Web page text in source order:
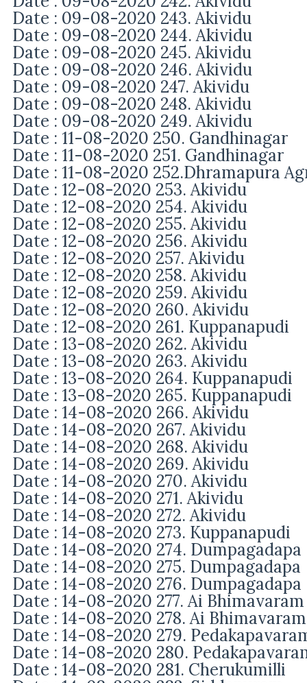
Date : 09-08-2020 243. Akividu
Date : 09-08-2020 244. Akividu
Date : 09-08-2020 245. Akividu
Date : 09-08-2020 246. Akividu
Date : 09-08-2020 247. Akividu
Date : 09-08-2020 248. Akividu
Date : 09-08-2020 249. Akividu
Date : 11-08-2020 250. Gandhinagar
Date : 11-08-2020 251. Gandhinagar
Date : 11-08-2020 252.Dhramapura
Date : 12-08-2020 253. Akividu
Date : 12-08-2020 254. Akividu
Date : 12-08-2020 255. Akividu
Date : 12-08-2020 256. Akividu
Date : 12-08-2020 257. Akividu
Date : 12-08-2020 258. Akividu
Date : 12-08-2020 259. Akividu
Date : 12-08-2020 260. Akividu
Date : 12-08-2020 261. Kuppanapudi
Date : 13-08-2020 262. Akividu
Date : 13-08-2020 263. Akividu
Date : 13-08-2020 264. Kuppanapudi
Date : 13-08-2020 265. Kuppanapudi
Date : 14-08-2020 266. Akividu
Date : 14-08-2020 267. Akividu
Date : 14-08-2020 268. Akividu
Date : 14-08-2020 269. Akividu
Date : 14-08-2020 270. Akividu
Date : 14-08-2020 271. Akividu
Date : 14-08-2020 272. Akividu
Date : 14-08-2020 273. Kuppanapudi
Date : 14-08-2020 274. Dumpagadapa
Date : 14-08-2020 275. Dumpagadapa
Date : 14-08-2020 276. Dumpagadapa
Date : 14-08-2020 277. Ai Bhimavaram
Date : 14-08-2020 278. Ai Bhimavaram
Date : 14-08-2020 279.
Date : 14-08-2020 280.
Date : 14-08-2020 281. Cherukumilli